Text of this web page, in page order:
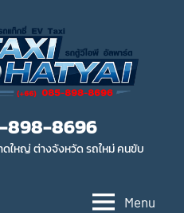
898-8696
ใหญ่ ต่างจังหวัด รถใหม่ คนขับ
Menu